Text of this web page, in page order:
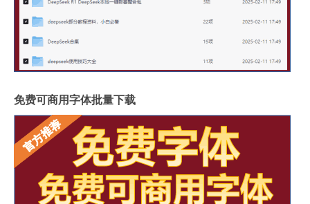
免费可商用字体批量下载